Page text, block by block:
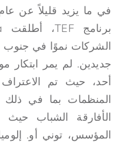
في ما يزيد قليلاً عن
الشركات نموًا في جنوب
جديدين. لم يمر ابتكار
أحد، حيث تم
المنظمات بما في ذلك
الأفارقة الشباب